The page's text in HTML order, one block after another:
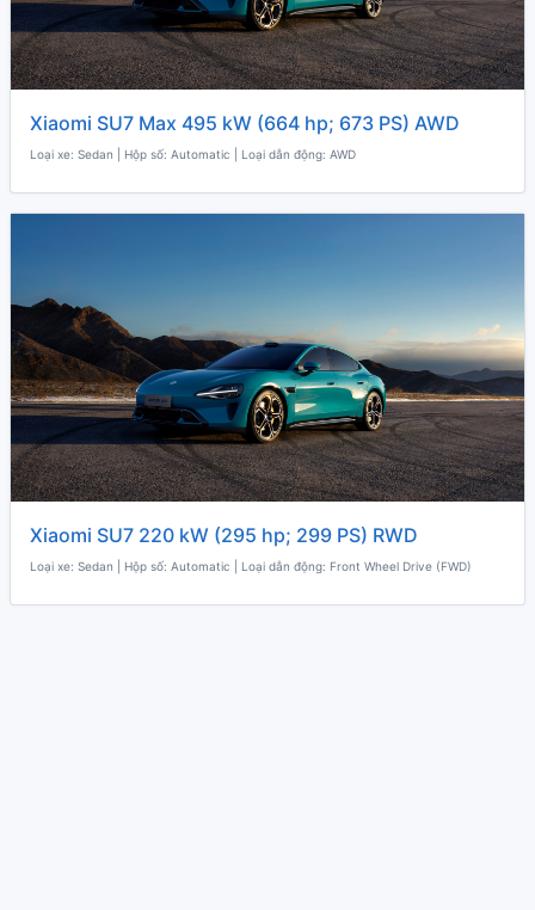
Xiaomi SU7 Max 495 kW (664 hp; 673 PS) AWD
Loại xe: Sedan | Hộp số: Automatic | Loại dẫn động: AWD
Xiaomi SU7 220 kW (295 hp; 299 PS) RWD
Loại xe: Sedan | Hộp số: Automatic | Loại dẫn động: Front Wheel Drive (FWD)